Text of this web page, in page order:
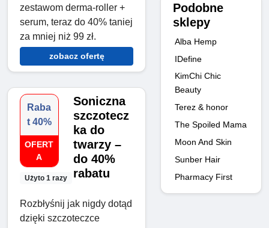
zestawom derma-roller +
serum, teraz do 40% taniej
za mniej niż 99 zł.
zobacz ofertę
Raba
t 40%
OFERT
A
Użyto 1 razy
Soniczna
szczotecz
ka do
twarzy –
do 40%
rabatu
Rozbłyśnij jak nigdy dotąd
dzięki szczoteczce
Podobne
sklepy
Alba Hemp
IDefine
KimChi Chic
Beauty
Terez & honor
The Spoiled Mama
Moon And Skin
Sunber Hair
Pharmacy First